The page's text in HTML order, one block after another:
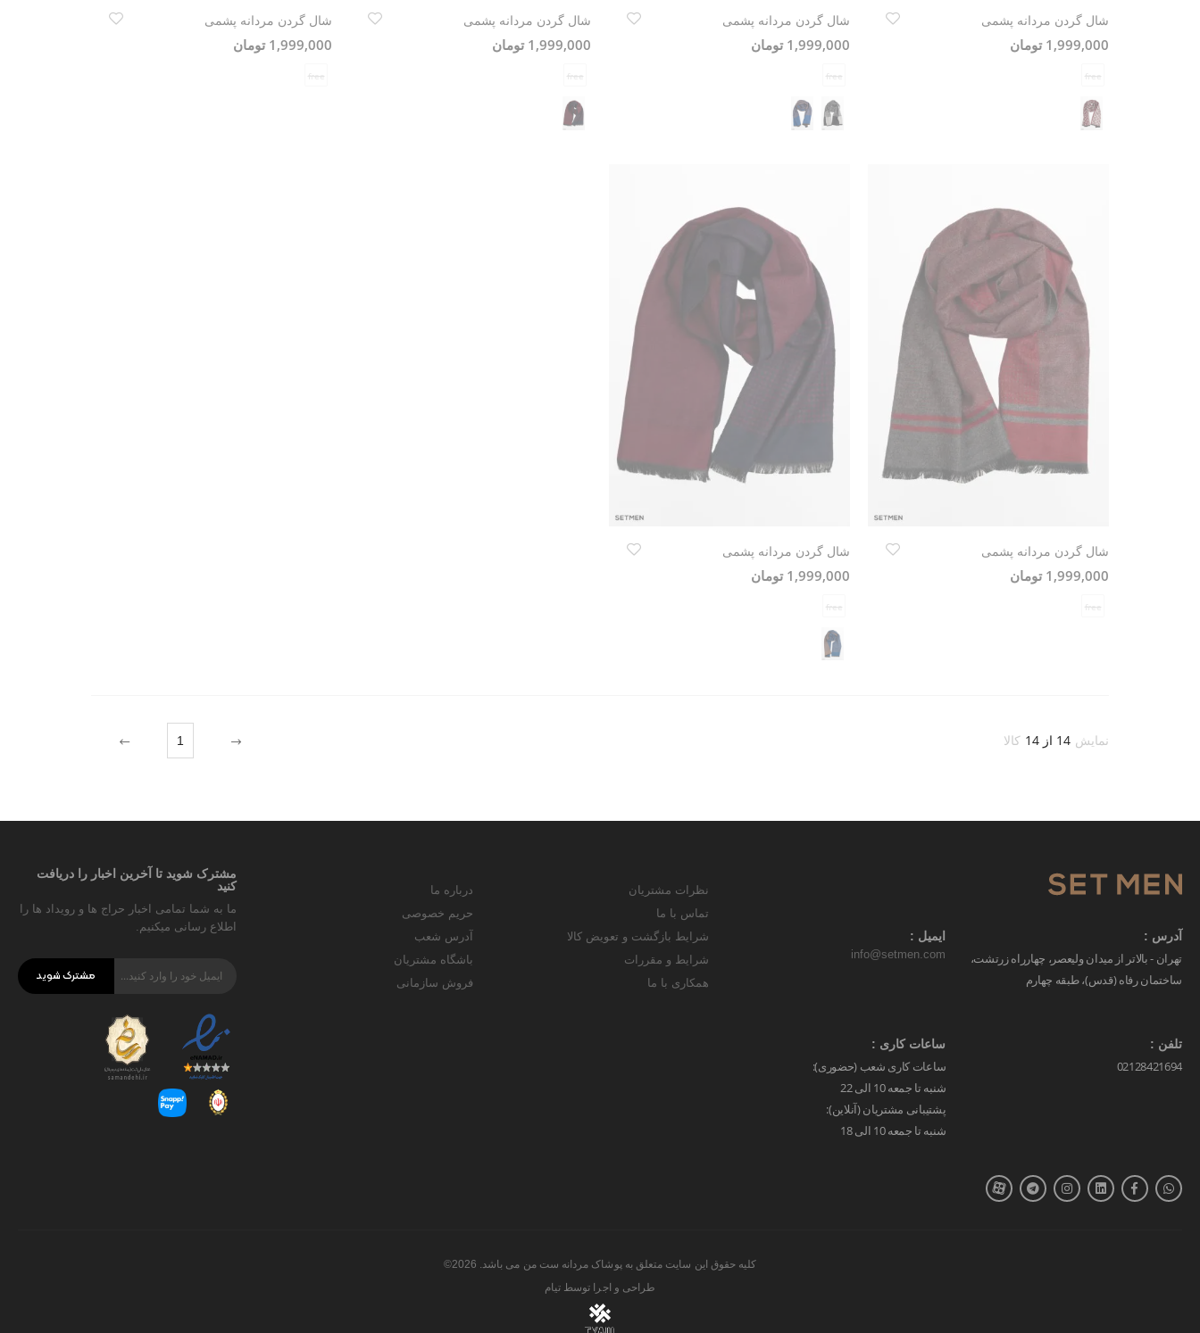
شال گردن مردانه پشمی
1,999,000 تومان
free
شال گردن مردانه پشمی
1,999,000 تومان
free
شال گردن مردانه پشمی
1,999,000 تومان
free
شال گردن مردانه پشمی
1,999,000 تومان
free
شال گردن مردانه پشمی
1,999,000 تومان
free
شال گردن مردانه پشمی
1,999,000 تومان
free
نمایش 14 از 14 کالا 1
آدرس :
تهران - بالاتر از میدان ولیعصر، چهارراه زرتشت،
ساختمان رفاه (قدس)، طبقه چهارم
ایمیل :
info@setmen.com
تلفن :
02128421694
ساعات کاری :
ساعات کاری شعب (حضوری):
شنبه تا جمعه 10 الی 22
پشتیبانی مشتریان (آنلاین):
شنبه تا جمعه 10 الی 18
نظرات مشتریان
تماس با ما
شرایط بازگشت و تعویض کالا
شرایط و مقررات
همکاری با ما
درباره ما
حریم خصوصی
آدرس شعب
باشگاه مشتریان
فروش سازمانی
مشترک شوید تا آخرین اخبار را دریافت
کنید
ما به شما تمامی اخبار حراج ها و رویداد ها را
اطلاع رسانی میکنیم.
مشترک شوید
کلیه حقوق این سایت متعلق به پوشاک مردانه ست من می باشد. 2026©
طراحی و اجرا توسط تیام